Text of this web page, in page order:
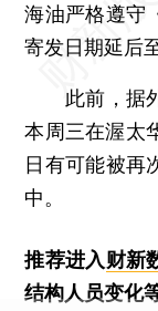
海油严格遵守
寄发日期延后
此前，据外
本周三在渥太
日有可能被再
中。
推荐进入财新
结构人员变化